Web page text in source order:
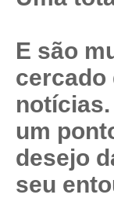
E são
cercado
um
desejo
seu